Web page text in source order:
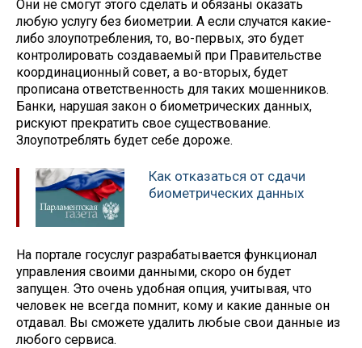
Они не смогут этого сделать и обязаны оказать
любую услугу без биометрии. А если случатся какие-
либо злоупотребления, то, во-первых, это будет
контролировать создаваемый при Правительстве
координационный совет, а во-вторых, будет
прописана ответственность для таких мошенников.
Банки, нарушая закон о биометрических данных,
рискуют прекратить свое существование.
Злоупотреблять будет себе дороже.
Как отказаться от сдачи
биометрических данных
На портале госуслуг разрабатывается функционал
управления своими данными, скоро он будет
запущен. Это очень удобная опция, учитывая, что
человек не всегда помнит, кому и какие данные он
отдавал. Вы сможете удалить любые свои данные из
любого сервиса.